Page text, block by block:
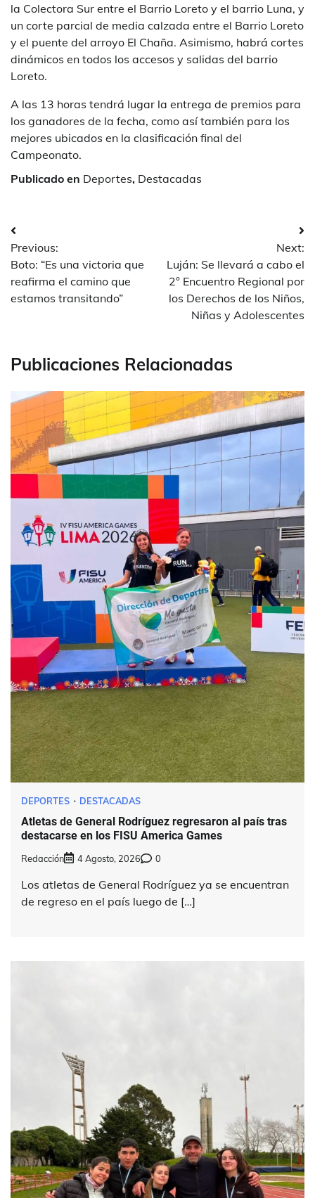
la Colectora Sur entre el Barrio Loreto y el barrio Luna, y
un corte parcial de media calzada entre el Barrio Loreto
y el puente del arroyo El Chaña. Asimismo, habrá cortes
dinámicos en todos los accesos y salidas del barrio
Loreto.
A las 13 horas tendrá lugar la entrega de premios para
los ganadores de la fecha, como así también para los
mejores ubicados en la clasificación final del
Campeonato.
Publicado en Deportes, Destacadas
Navegación
de
entradas
Previous:
Boto: “Es una victoria que
reafirma el camino que
estamos transitando”
Next:
Luján: Se llevará a cabo el
2° Encuentro Regional por
los Derechos de los Niños,
Niñas y Adolescentes
Publicaciones Relacionadas
DEPORTES DESTACADAS
Atletas de General Rodríguez regresaron al país tras
destacarse en los FISU America Games
Redacción 4 Agosto, 2026 0
Los atletas de General Rodríguez ya se encuentran
de regreso en el país luego de […]